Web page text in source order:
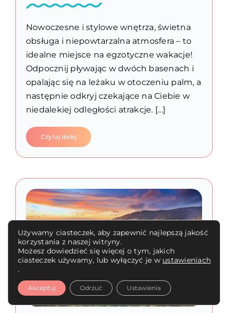
Nowoczesne i stylowe wnętrza, świetna
obsługa i niepowtarzalna atmosfera – to
idealne miejsce na egzotyczne wakacje!
Odpocznij pływając w dwóch basenach i
opalając się na leżaku w otoczeniu palm, a
następnie odkryj czekające na Ciebie w
niedalekiej odległości atrakcje. [...]
Czytaj dalej
Używamy ciasteczek, aby zapewnić najlepszą jakość
korzystania z naszej witryny.
Możesz dowiedzieć się więcej o tym, jakich
ciasteczek używamy, lub wyłączyć je w ustawieniach
.
Akceptuj Odrzuć Ustawienia